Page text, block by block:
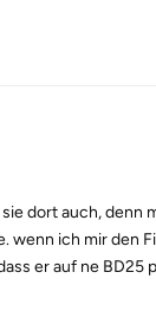
dort auch, denn
wenn ich mir den
er auf ne BD25